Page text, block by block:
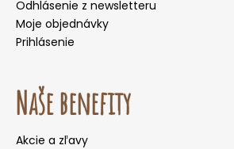
Odhlásenie z newsletteru
Moje objednávky
Prihlásenie
Naše benefity
Akcie a zľavy